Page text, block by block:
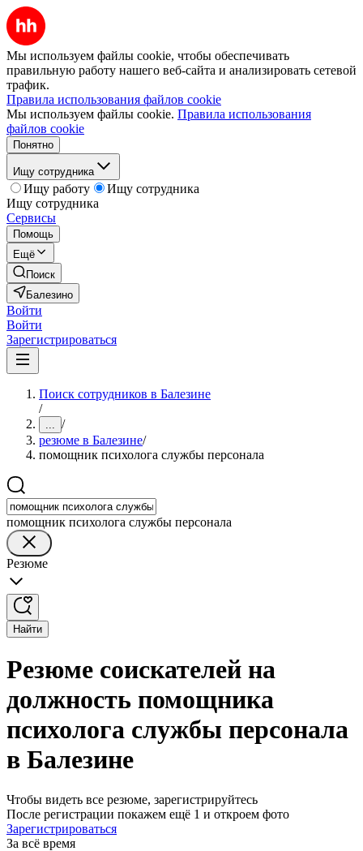
Мы используем файлы cookie, чтобы обеспечивать
правильную работу нашего веб-сайта и анализировать сетевой
трафик.
Правила использования файлов cookie
Мы используем файлы cookie. Правила использования
файлов cookie
Понятно
Ищу сотрудника
Ищу работу
Ищу сотрудника
Ищу сотрудника
Сервисы
Помощь
Ещё
Поиск
Балезино
Войти
Войти
Зарегистрироваться
Поиск сотрудников в Балезине
/
... /
резюме в Балезине/
помощник психолога службы персонала
помощник психолога службы персонала
Резюме
Найти
Резюме соискателей на
должность помощника
психолога службы персонала
в Балезине
Чтобы видеть все резюме, зарегистрируйтесь
После регистрации покажем ещё 1 и откроем фото
Зарегистрироваться
За всё время